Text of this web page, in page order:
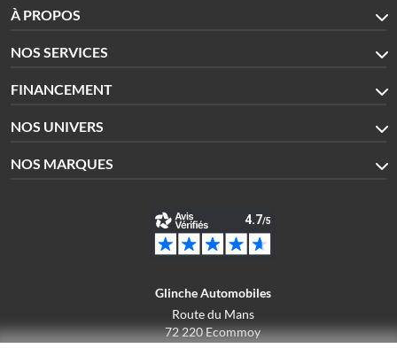
À PROPOS
NOS SERVICES
FINANCEMENT
NOS UNIVERS
NOS MARQUES
Glinche Automobiles
Route du Mans
72 220 Ecommoy